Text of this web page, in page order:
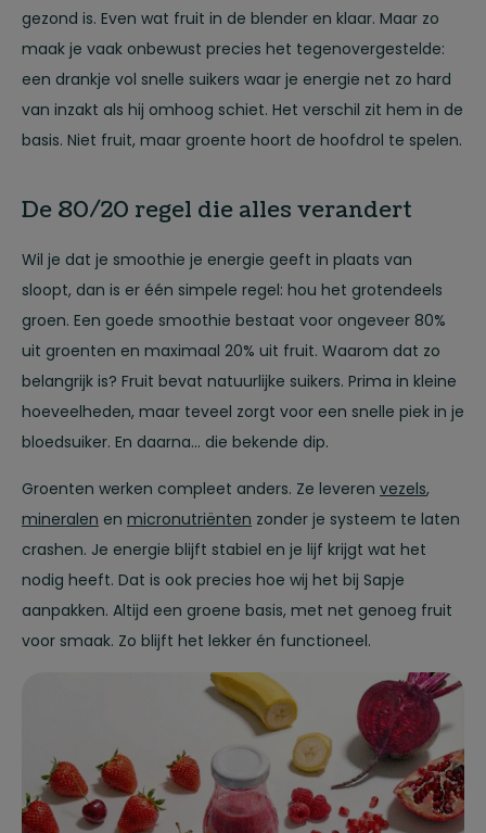
gezond is. Even wat fruit in de blender en klaar. Maar zo
maak je vaak onbewust precies het tegenovergestelde:
een drankje vol snelle suikers waar je energie net zo hard
van inzakt als hij omhoog schiet. Het verschil zit hem in de
basis. Niet fruit, maar groente hoort de hoofdrol te spelen.
De 80/20 regel die alles verandert
Wil je dat je smoothie je energie geeft in plaats van
sloopt, dan is er één simpele regel: hou het grotendeels
groen. Een goede smoothie bestaat voor ongeveer 80%
uit groenten en maximaal 20% uit fruit. Waarom dat zo
belangrijk is? Fruit bevat natuurlijke suikers. Prima in kleine
hoeveelheden, maar teveel zorgt voor een snelle piek in je
bloedsuiker. En daarna… die bekende dip.
Groenten werken compleet anders. Ze leveren vezels,
mineralen en micronutriënten zonder je systeem te laten
crashen. Je energie blijft stabiel en je lijf krijgt wat het
nodig heeft. Dat is ook precies hoe wij het bij Sapje
aanpakken. Altijd een groene basis, met net genoeg fruit
voor smaak. Zo blijft het lekker én functioneel.